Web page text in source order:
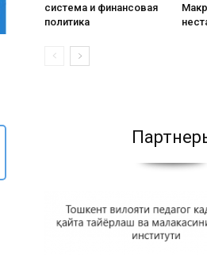
система и финансовая
политика